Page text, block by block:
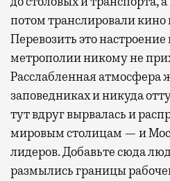
потом транслировали
Перевозить это
метрополии никому не
Расслабленная атмосфера
заповедниках и никуда
тут вдруг вырвалась и
мировым столицам — и
лидеров. Добавьте сюда
размылись границы